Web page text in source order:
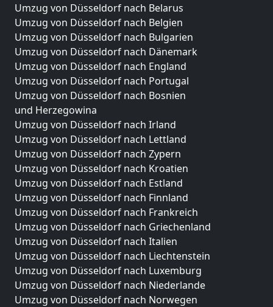
Umzug von Düsseldorf nach Belarus
Umzug von Düsseldorf nach Belgien
Umzug von Düsseldorf nach Bulgarien
Umzug von Düsseldorf nach Dänemark
Umzug von Düsseldorf nach England
Umzug von Düsseldorf nach Portugal
Umzug von Düsseldorf nach Bosnien
und Herzegowina
Umzug von Düsseldorf nach Irland
Umzug von Düsseldorf nach Lettland
Umzug von Düsseldorf nach Zypern
Umzug von Düsseldorf nach Kroatien
Umzug von Düsseldorf nach Estland
Umzug von Düsseldorf nach Finnland
Umzug von Düsseldorf nach Frankreich
Umzug von Düsseldorf nach Griechenland
Umzug von Düsseldorf nach Italien
Umzug von Düsseldorf nach Liechtenstein
Umzug von Düsseldorf nach Luxemburg
Umzug von Düsseldorf nach Niederlande
Umzug von Düsseldorf nach Norwegen